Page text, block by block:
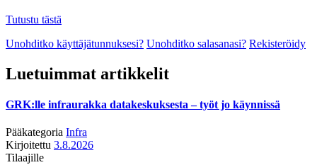
Tutustu tästä
Unohditko käyttäjätunnuksesi? Unohditko salasanasi? Rekisteröidy
Luetuimmat artikkelit
GRK:lle infraurakka datakeskuksesta – työt jo käynnissä
Pääkategoria Infra
Kirjoitettu 3.8.2026
Tilaajille